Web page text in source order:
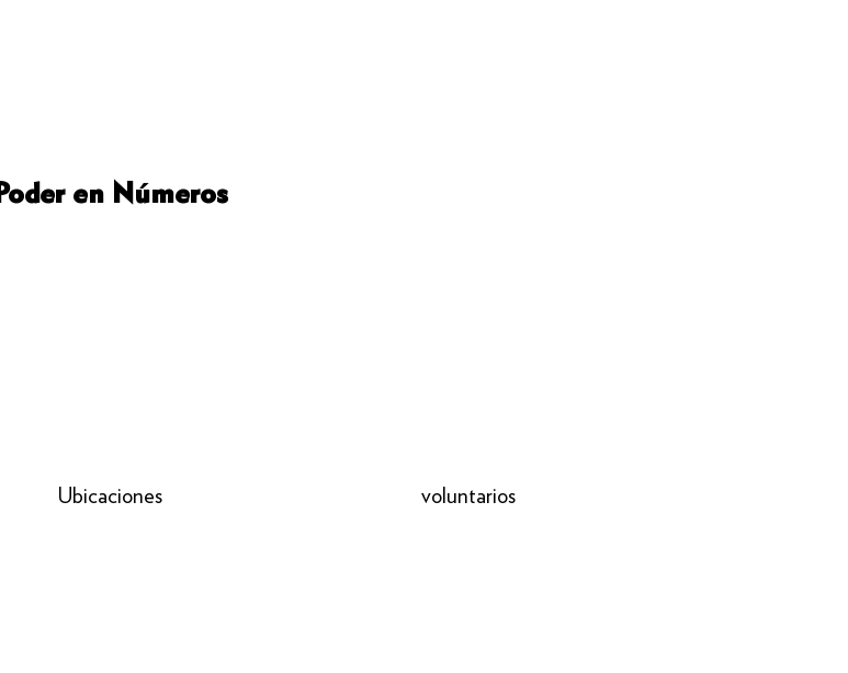
Poder en Números
Ubicaciones voluntarios